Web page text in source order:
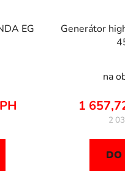
k
EG
Generátor
na
1
2
DO